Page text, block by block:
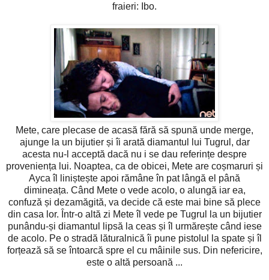
fraieri: Ibo.
Mete, care plecase de acasă fără să spună unde merge,
ajunge la un bijutier și îi arată diamantul lui Tugrul, dar
acesta nu-l acceptă dacă nu i se dau referințe despre
proveniența lui. Noaptea, ca de obicei, Mete are coșmaruri și
Ayca îl liniștește apoi rămâne în pat lângă el până
dimineața. Când Mete o vede acolo, o alungă iar ea,
confuză și dezamăgită, va decide că este mai bine să plece
din casa lor. Într-o altă zi Mete îl vede pe Tugrul la un bijutier
punându-și diamantul lipsă la ceas și îl urmărește când iese
de acolo. Pe o stradă lăturalnică îi pune pistolul la spate și îl
forțează să se întoarcă spre el cu mâinile sus. Din nefericire,
este o altă persoană ...